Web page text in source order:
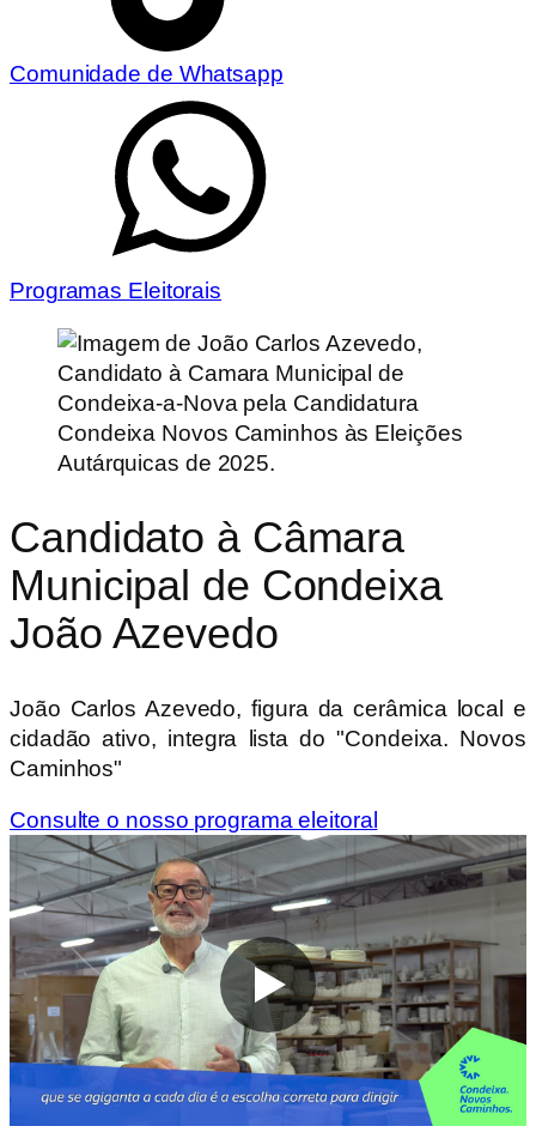
Comunidade de Whatsapp
Programas Eleitorais
Candidato à Câmara
Municipal de Condeixa
João Azevedo
João Carlos Azevedo, figura da cerâmica local e
cidadão ativo, integra lista do "Condeixa. Novos
Caminhos"
Consulte o nosso programa eleitoral